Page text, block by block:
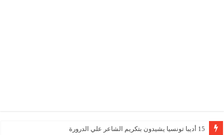
15 أديبا تونسيا يشيدون بتكريم الشاعر علي الدرورة